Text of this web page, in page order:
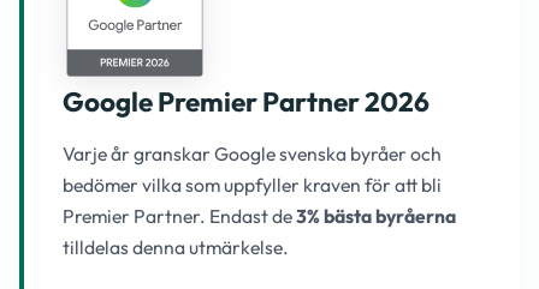
Google Premier Partner 2026
Varje år granskar Google svenska byråer och
bedömer vilka som uppfyller kraven för att bli
Premier Partner. Endast de3% bästa byråerna
tilldelas denna utmärkelse.